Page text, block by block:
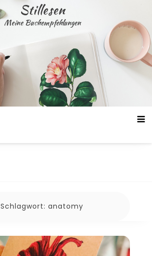
Stillesen
Meine Buchempfehlungen
Schlagwort:anatomy